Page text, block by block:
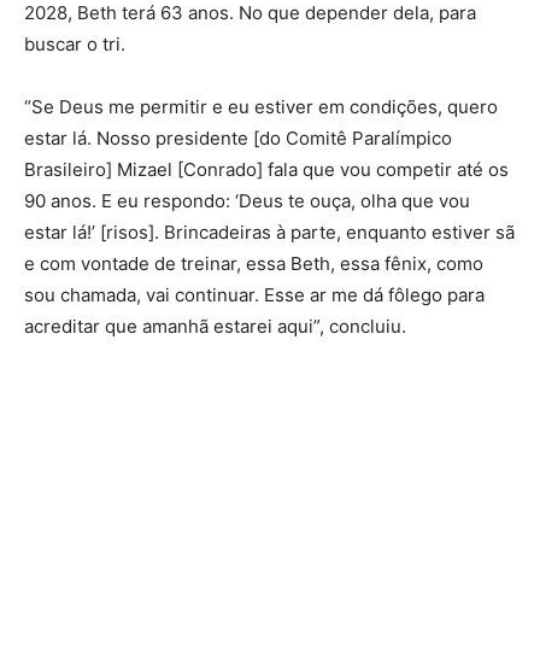
2028, Beth terá 63 anos. No que depender dela, para
buscar o tri.
“Se Deus me permitir e eu estiver em condições, quero
estar lá. Nosso presidente [do Comitê Paralímpico
Brasileiro] Mizael [Conrado] fala que vou competir até os
90 anos. E eu respondo: ‘Deus te ouça, olha que vou
estar lá!’ [risos]. Brincadeiras à parte, enquanto estiver sã
e com vontade de treinar, essa Beth, essa fênix, como
sou chamada, vai continuar. Esse ar me dá fôlego para
acreditar que amanhã estarei aqui”, concluiu.